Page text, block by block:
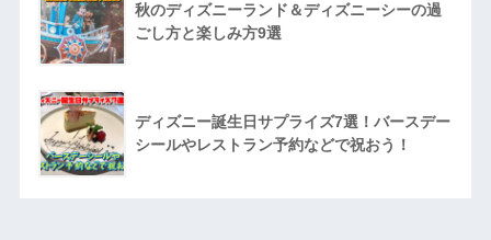
秋のディズニーランド＆ディズニーシーの過
ごし方と楽しみ方9選
ディズニー誕生日サプライズ7選！バースデー
シールやレストラン予約などで祝おう！